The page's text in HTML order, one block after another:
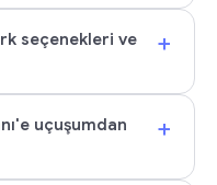
seçenekleri ve
+
uçuşumdan
+